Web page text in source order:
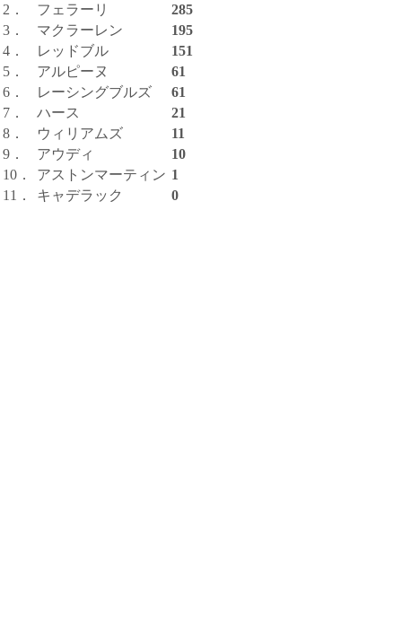
2．
フェラーリ
285
3．
マクラーレン
195
4．
レッドブル
151
5．
アルピーヌ
61
6．
レーシングブルズ
61
7．
ハース
21
8．
ウィリアムズ
11
9．
アウディ
10
10．
アストンマーティン 1
11．
キャデラック 0